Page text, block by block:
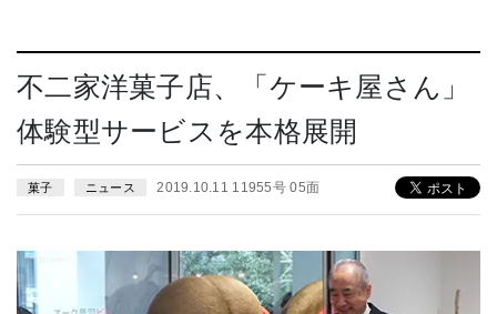
不二家洋菓子店、「ケーキ屋さん」
体験型サービスを本格展開
菓子 ニュース 2019.10.11 11955号 05面